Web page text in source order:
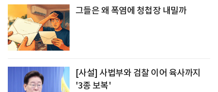
그들은 왜 폭염에 청첩장 내밀까
[사설] 사법부와 검찰 이어 육사까지
'3종 보복'